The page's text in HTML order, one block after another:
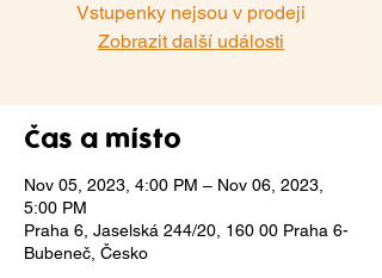
Vstupenky nejsou v prodeji
Zobrazit další události
Čas a místo
Nov 05, 2023, 4:00 PM – Nov 06, 2023,
5:00 PM
Praha 6, Jaselská 244/20, 160 00 Praha 6-
Bubeneč, Česko